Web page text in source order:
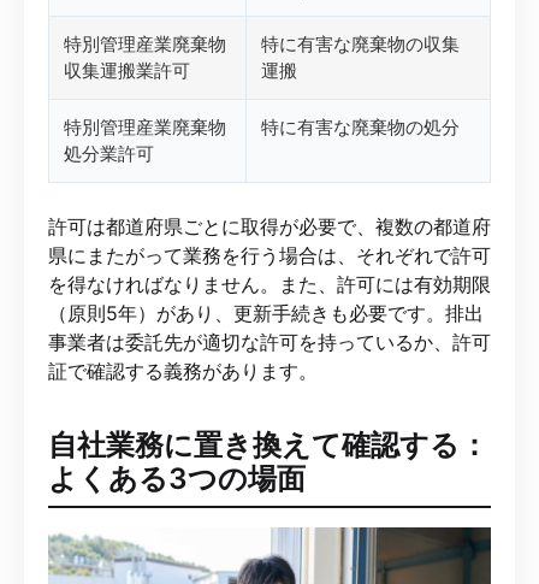
特別管理産業廃棄物
収集運搬業許可
特に有害な廃棄物の収集
運搬
特別管理産業廃棄物
処分業許可
特に有害な廃棄物の処分
許可は都道府県ごとに取得が必要で、複数の都道府
県にまたがって業務を行う場合は、それぞれで許可
を得なければなりません。また、許可には有効期限
（原則5年）があり、更新手続きも必要です。排出
事業者は委託先が適切な許可を持っているか、許可
証で確認する義務があります。
自社業務に置き換えて確認する：
よくある3つの場面